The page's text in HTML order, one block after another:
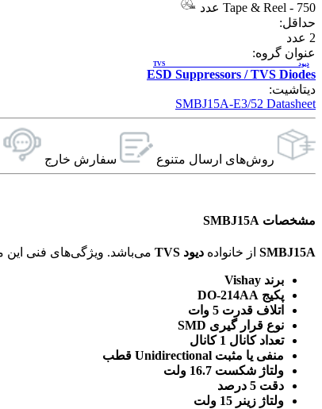
Tape & Reel - 750 عدد
حداقل:
2 عدد
عنوان گروه:
ESD Suppressors / TVS Diodes
دیود TVS
دیتاشیت:
SMBJ15A-E3/52 Datasheet
روش‌های ارسال‌ متنوع سفارش خارج
مشخصات SMBJ15A
SMBJ15A از خانواده دیود TVS
برند Vishay
پکیج DO-214AA
اتلاف قدرت 5 وات
نوع قرار گیری SMD
تعداد کانال 1 کانال
منفی یا مثبت Unidirectional قطب
ولتاژ شکست 16.7 ولت
دقت 5 درصد
ولتاژ زینر 15 ولت